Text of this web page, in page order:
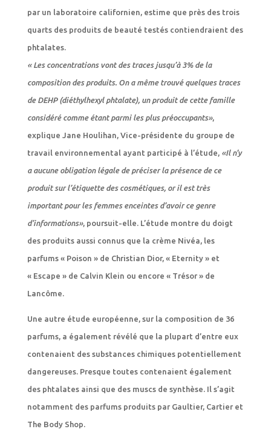
par un laboratoire californien, estime que près des trois
quarts des produits de beauté testés contiendraient des
phtalates.
« Les concentrations vont des traces jusqu’à 3% de la
composition des produits. On a même trouvé quelques traces
de DEHP (diéthylhexyl phtalate), un produit de cette famille
considéré comme étant parmi les plus préoccupants»,
explique Jane Houlihan, Vice-présidente du groupe de
travail environnemental ayant participé à l’étude, «Il n’y
a aucune obligation légale de préciser la présence de ce
produit sur l’étiquette des cosmétiques, or il est très
important pour les femmes enceintes d’avoir ce genre
d’informations», poursuit-elle. L’étude montre du doigt
des produits aussi connus que la crème Nivéa, les
parfums « Poison » de Christian Dior, « Eternity » et
« Escape » de Calvin Klein ou encore « Trésor » de
Lancôme.
Une autre étude européenne, sur la composition de 36
parfums, a également révélé que la plupart d’entre eux
contenaient des substances chimiques potentiellement
dangereuses. Presque toutes contenaient également
des phtalates ainsi que des muscs de synthèse. Il s’agit
notamment des parfums produits par Gaultier, Cartier et
The Body Shop.